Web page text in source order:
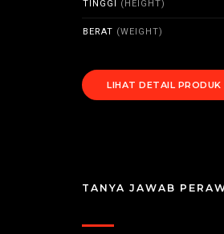
TINGGI (HEIGHT)
BERAT (WEIGHT)
LIHAT DETAIL PRODUK
TANYA JAWAB